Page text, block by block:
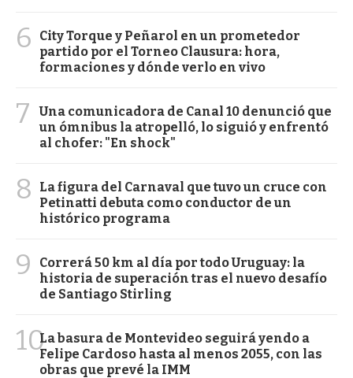
6
City Torque y Peñarol en un prometedor
partido por el Torneo Clausura: hora,
formaciones y dónde verlo en vivo
7
Una comunicadora de Canal 10 denunció que
un ómnibus la atropelló, lo siguió y enfrentó
al chofer: "En shock"
8
La figura del Carnaval que tuvo un cruce con
Petinatti debuta como conductor de un
histórico programa
9
Correrá 50 km al día por todo Uruguay: la
historia de superación tras el nuevo desafío
de Santiago Stirling
10La basura de Montevideo seguirá yendo a
Felipe Cardoso hasta al menos 2055, con las
obras que prevé la IMM